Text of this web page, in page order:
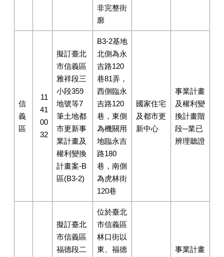
非完整街
廓
信
義
區
11
41
00
32
擬訂臺北
市信義區
雅祥段三
小段359
地號等7
筆土地都
市更新事
業計畫及
權利變換
計畫案-B
區(B3-2)
B3-2基地
北側為永
吉路120
巷81弄，
西側臨永
吉路120
巷，東側
為機關用
地臨永吉
路180
巷，南側
為虎林街
120巷
國家住宅
及都市更
新中心
事業計畫
及權利變
換計畫階
段─業已
辨理聽證
擬訂臺北
市信義區
福德段二
位於臺北
市信義區
林口街以
東、福德
事業計畫